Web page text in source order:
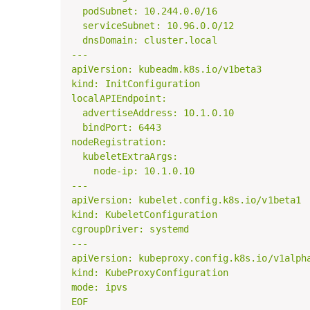
  podSubnet: 10.244.0.0/16
  serviceSubnet: 10.96.0.0/12
  dnsDomain: cluster.local
---
apiVersion: kubeadm.k8s.io/v1beta3
kind: InitConfiguration
localAPIEndpoint:
  advertiseAddress: 10.1.0.10
  bindPort: 6443
nodeRegistration:
  kubeletExtraArgs:
    node-ip: 10.1.0.10
---
apiVersion: kubelet.config.k8s.io/v1beta1
kind: KubeletConfiguration
cgroupDriver: systemd
---
apiVersion: kubeproxy.config.k8s.io/
kind: KubeProxyConfiguration
mode: ipvs
EOF